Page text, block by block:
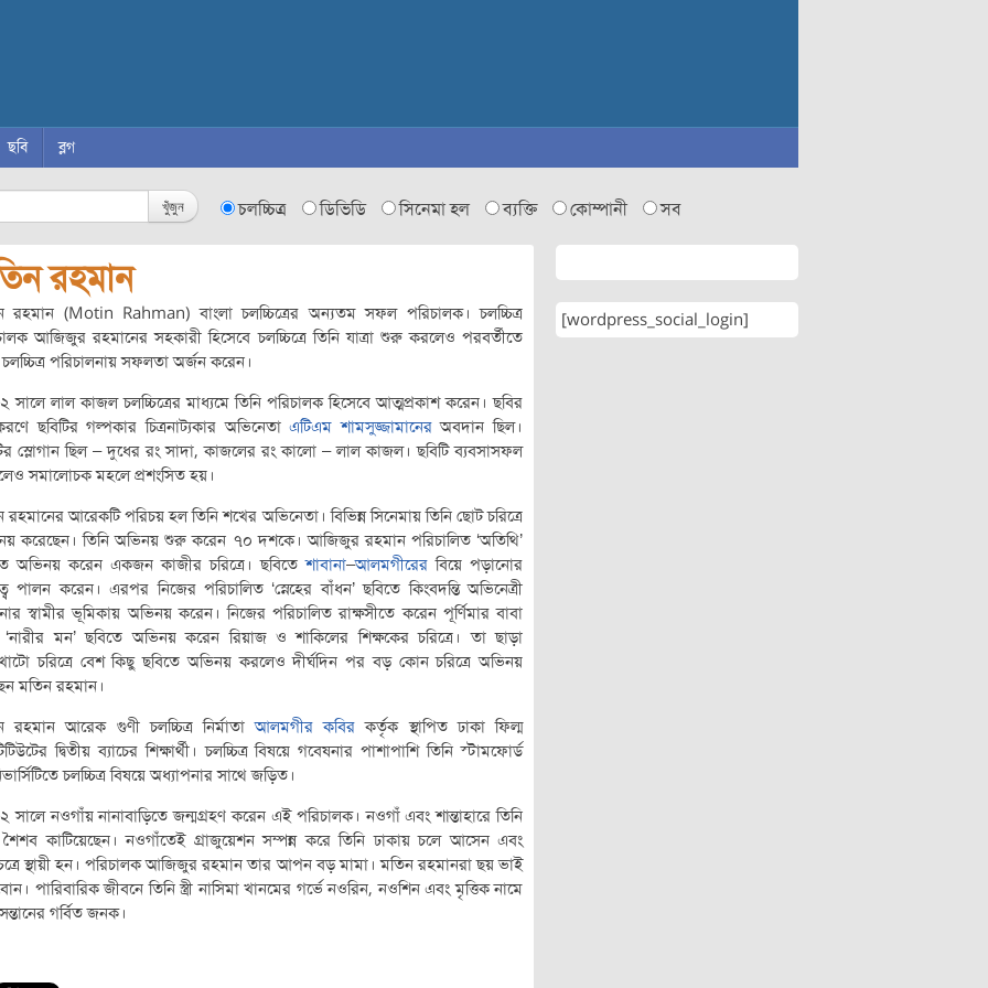
ছবি ব্লগ
খুঁজুন চলচ্চিত্র ডিভিডি সিনেমা হল ব্যক্তি কোম্পানী সব
রহমান
রহমান (Motin Rahman) বাংলা চলচ্চিত্রের অন্যতম সফল পরিচালক। চলচ্চিত্র
আজিজুর রহমানের সহকারী হিসেবে চলচ্চিত্রে তিনি যাত্রা শুরু করলেও পরবর্তীতে
চলচ্চিত্র পরিচালনায় সফলতা অর্জন করেন।
সালে লাল কাজল চলচ্চিত্রের মাধ্যমে তিনি পরিচালক হিসেবে আত্মপ্রকাশ করেন। ছবির
ছবিটির গল্পকার চিত্রনাট্যকার অভিনেতাএটিএম শামসুজ্জামানেরঅবদান ছিল।
স্লোগান ছিল – দুধের রং সাদা, কাজলের রং কালো – লাল কাজল। ছবিটি ব্যবসাসফল
সমালোচক মহলে প্রশংসিত হয়।
রহমানের আরেকটি পরিচয় হল তিনি শখের অভিনেতা। বিভিন্ন সিনেমায় তিনি ছোট চরিত্রে
করেছেন। তিনি অভিনয় শুরু করেন ৭০ দশকে। আজিজুর রহমান পরিচালিত ‘অতিথি’
অভিনয় করেন একজন কাজীর চরিত্রে। ছবিতেশাবানা–আলমগীরের বিয়ে পড়ানোর
পালন করেন। এরপর নিজের পরিচালিত ‘স্নেহের বাঁধন’ ছবিতে কিংবদন্তি অভিনেত্রী
স্বামীর ভূমিকায় অভিনয় করেন। নিজের পরিচালিত রাক্ষসীতে করেন পূর্ণিমার বাবা
মন’ ছবিতে অভিনয় করেন রিয়াজ ও শাকিলের শিক্ষকের চরিত্রে। তা ছাড়া
চরিত্রে বেশ কিছু ছবিতে অভিনয় করলেও দীর্ঘদিন পর বড় কোন চরিত্রে অভিনয়
মতিন রহমান।
রহমান আরেক গুণী চলচ্চিত্র নির্মাতাআলমগীর কবির কর্তৃক স্থাপিত ঢাকা ফিল্ম
দ্বিতীয় ব্যাচের শিক্ষার্থী। চলচ্চিত্র বিষয়ে গবেষনার পাশাপাশি তিনি স্টামফোর্ড
চলচ্চিত্র বিষয়ে অধ্যাপনার সাথে জড়িত।
সালে নওগাঁয় নানাবাড়িতে জন্মগ্রহণ করেন এই পরিচালক। নওগাঁ এবং শান্তাহারে তিনি
কাটিয়েছেন। নওগাঁতেই গ্রাজুয়েশন সম্পন্ন করে তিনি ঢাকায় চলে আসেন এবং
স্থায়ী হন। পরিচালক আজিজুর রহমান তার আপন বড় মামা। মতিন রহমানরা ছয় ভাই
পারিবারিক জীবনে তিনি স্ত্রী নাসিমা খানমের গর্ভে নওরিন, নওশিন এবং মৃত্তিক নামে
গর্বিত জনক।
[wordpress_social_login]